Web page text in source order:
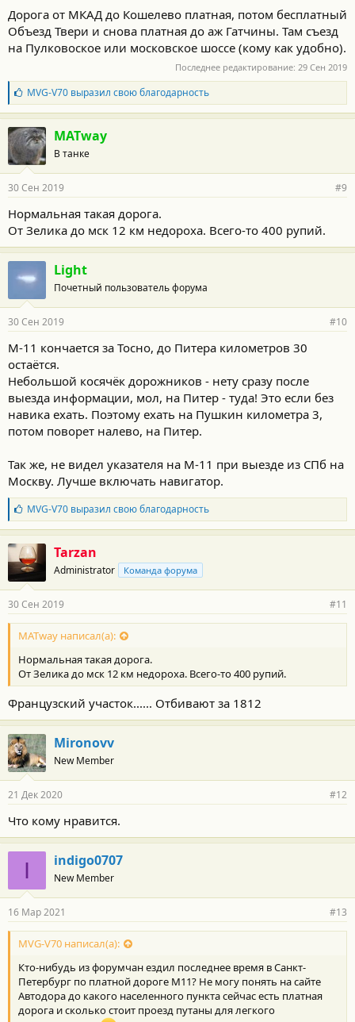
Дорога от МКАД до Кошелево платная, потом бесплатный
Объезд Твери и снова платная до аж Гатчины. Там съезд
на Пулковоское или московское шоссе (кому как удобно).
Последнее редактирование: 29 Сен 2019
Б
л
а
г
о
д
а
н
с
т
и
:
MVG-V70выразил свою благодарность
MATway
В танке
30 Сен 2019 #9
Нормальная такая дорога.
От Зелика до мск 12 км недороха. Всего-то 400 рупий.
Light
Почетный пользователь форума
30 Сен 2019 #10
М-11 кончается за Тосно, до Питера километров 30
остаётся.
Небольшой косячёк дорожников - нету сразу после
выезда информации, мол, на Питер - туда! Это если без
навика ехать. Поэтому ехать на Пушкин километра 3,
потом поворет налево, на Питер.
Так же, не видел указателя на М-11 при выезде из СПб на
Москву. Лучше включать навигатор.
Б
л
а
г
о
д
а
н
о
с
и
:
MVG-V70выразил свою благодарность
Tarzan
Administrator Команда форума
30 Сен 2019 #11
MATway написал(а):
Нормальная такая дорога.
От Зелика до мск 12 км недороха. Всего-то 400 рупий.
Французский участок...... Отбивают за 1812
Mironovv
New Member
21 Дек 2020 #12
Что кому нравится.
I indigo0707
New Member
16 Мар 2021 #13
MVG-V70 написал(а):
Кто-нибудь из форумчан ездил последнее время в Санкт-
Петербург по платной дороге М11? Не могу понять на сайте
Автодора до какого населенного пункта сейчас есть платная
дорога и сколько стоит проезд путаны для легкого